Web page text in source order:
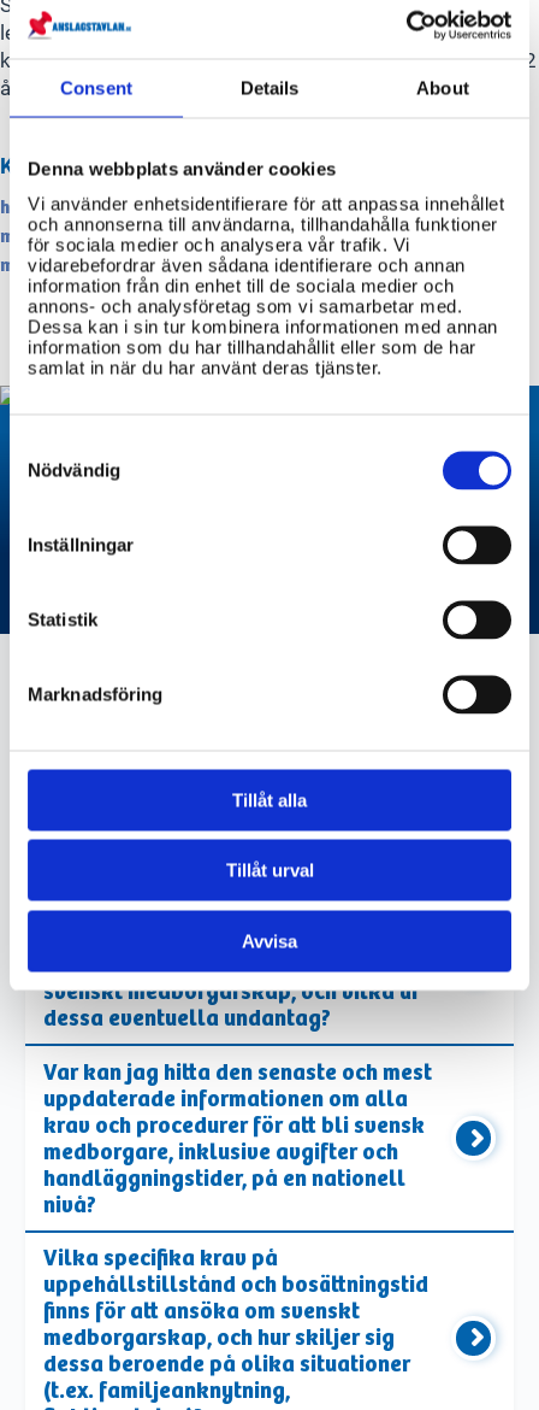
Consent Details About
Denna webbplats använder cookies
Vi använder enhetsidentifierare för att anpassa innehållet
och annonserna till användarna, tillhandahålla funktioner
för sociala medier och analysera vår trafik. Vi
vidarebefordrar även sådana identifierare och annan
information från din enhet till de sociala medier och
annons- och analysföretag som vi samarbetar med.
Dessa kan i sin tur kombinera informationen med annan
information som du har tillhandahållit eller som de har
samlat in när du har använt deras tjänster.
Selection
Nödvändig
Inställningar
Statistik
Marknadsföring
Tillåt alla
Tillåt urval
Avvisa
legitimation, en mejladress och möjlighet att betala med
kort. Om du saknar e-legitimation eller om ditt barn över 12
år saknar det, måste du ansöka via blankett.
KÄLLOR
https://www.migrationsverket.se/Privatpersoner/Bli-svensk-
medborgare/Ansok-eller-anmal-om-
medborgarskap/Medborgarskap-for-vuxna.html
Finns det några undantag från kraven
på språkkunskaper eller
samhällsorientering vid ansökan om
svenskt medborgarskap, och vilka är
dessa eventuella undantag?
Var kan jag hitta den senaste och mest
uppdaterade informationen om alla
krav och procedurer för att bli svensk
medborgare, inklusive avgifter och
handläggningstider, på en nationell
nivå?
Vilka specifika krav på
uppehållstillstånd och bosättningstid
finns för att ansöka om svenskt
medborgarskap, och hur skiljer sig
dessa beroende på olika situationer
(t.ex. familjeanknytning,